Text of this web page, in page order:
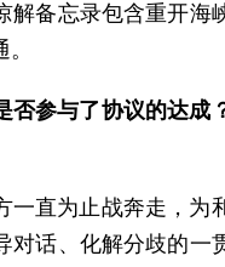
解备忘录包含重开
否参与了协议的达
一直为止战奔走，
对话、化解分歧的